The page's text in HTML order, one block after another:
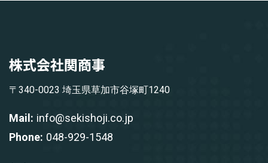
〒340-0023 埼玉県草加市谷塚町1240
Mail: info@sekishoji.co.jp
Phone: 048-929-1548